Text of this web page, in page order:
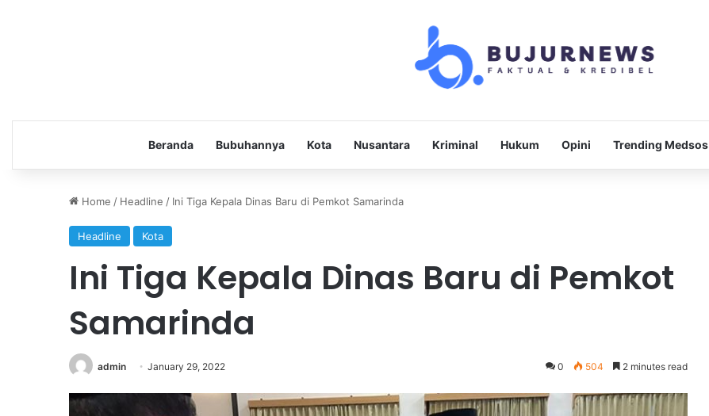
Beranda Bubuhannya Kota Nusantara Kriminal Hukum Opini Trending Medsos
Home / Headline / Ini Tiga Kepala Dinas Baru di Pemkot Samarinda
Headline Kota
Ini Tiga Kepala Dinas Baru di Pemkot
Samarinda
admin January 29, 2022 0 504 2 minutes read